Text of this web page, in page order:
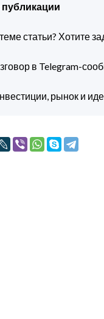
статьи? Хотите
в Telegram-
рынок и